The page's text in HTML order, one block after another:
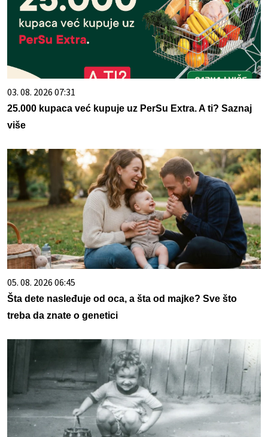
03. 08. 2026 07:31
25.000 kupaca već kupuje uz PerSu Extra. A ti? Saznaj
više
05. 08. 2026 06:45
Šta dete nasleđuje od oca, a šta od majke? Sve što
treba da znate o genetici